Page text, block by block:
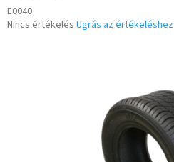
E0040
A
Nincs értékelés Ugrás az értékeléshez